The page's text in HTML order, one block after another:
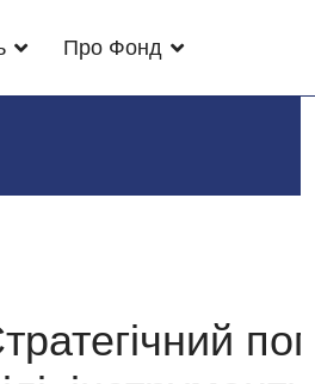
Про Фонд